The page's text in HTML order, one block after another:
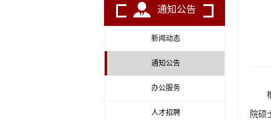
通知公告
新闻动态
通知公告
办公服务
人才招聘
院硕